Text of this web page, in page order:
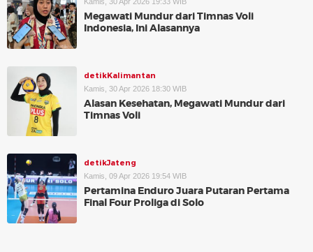
Megawati Mundur dari Timnas Voli
Indonesia, Ini Alasannya
detikKalimantan
Kamis, 30 Apr 2026 18:30 WIB
Alasan Kesehatan, Megawati Mundur dari
Timnas Voli
detikJateng
Kamis, 09 Apr 2026 19:54 WIB
Pertamina Enduro Juara Putaran Pertama
Final Four Proliga di Solo